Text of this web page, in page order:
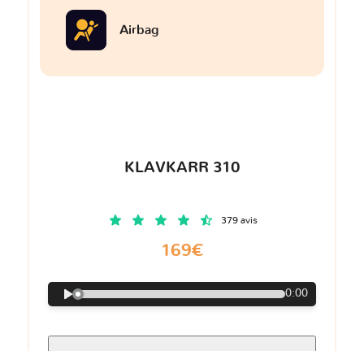
Airbag
KLAVKARR 310
379 avis
169€
0:00